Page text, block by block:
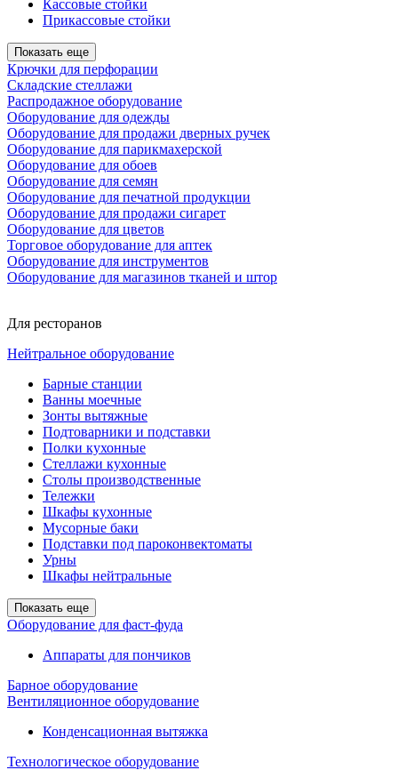
Кассовые стойки
Прикассовые стойки
Показать еще
Крючки для перфорации
Складские стеллажи
Распродажное оборудование
Оборудование для одежды
Оборудование для продажи дверных ручек
Оборудование для парикмахерской
Оборудование для обоев
Оборудование для семян
Оборудование для печатной продукции
Оборудование для продажи сигарет
Оборудование для цветов
Торговое оборудование для аптек
Оборудование для инструментов
Оборудование для магазинов тканей и штор
Для ресторанов
Нейтральное оборудование
Барные станции
Ванны моечные
Зонты вытяжные
Подтоварники и подставки
Полки кухонные
Стеллажи кухонные
Столы производственные
Тележки
Шкафы кухонные
Мусорные баки
Подставки под пароконвектоматы
Урны
Шкафы нейтральные
Показать еще
Оборудование для фаст-фуда
Аппараты для пончиков
Барное оборудование
Вентиляционное оборудование
Конденсационная вытяжка
Технологическое оборудование